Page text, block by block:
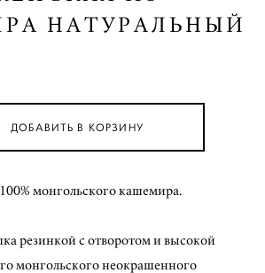
НАТУРАЛЬНЫЙ
ДОБАВИТЬ В КОРЗИНУ
монгольского кашемира.
резинкой с отворотом и высокой
монгольского неокрашенного